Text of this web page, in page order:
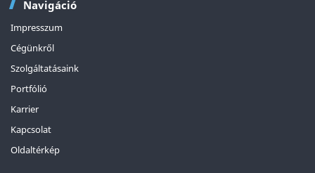
Navigáció
Impresszum
Cégünkről
Szolgáltatásaink
Portfólió
Karrier
Kapcsolat
Oldaltérkép